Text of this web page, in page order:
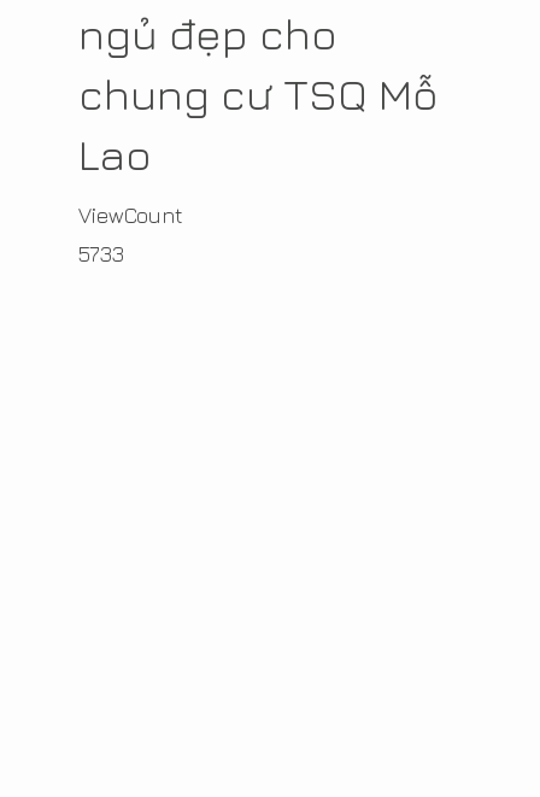
ngủ đẹp cho
chung cư TSQ Mỗ
Lao
ViewCount
5733